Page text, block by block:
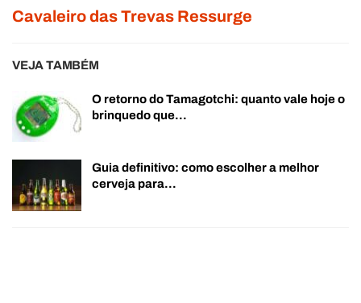
Cavaleiro das Trevas Ressurge
VEJA TAMBÉM
O retorno do Tamagotchi: quanto vale hoje o
brinquedo que…
Guia definitivo: como escolher a melhor
cerveja para…